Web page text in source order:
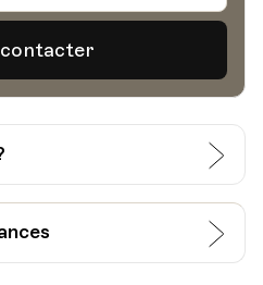
l’Université Populaire